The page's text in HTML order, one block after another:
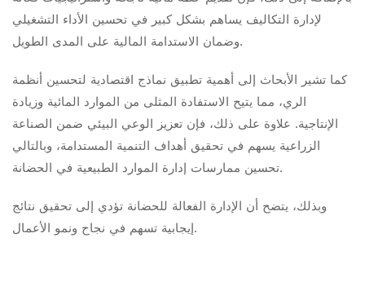
لإدارة التكاليف يساهم بشكل كبير في تحسين الأداء التشغيلي
وضمان الاستدامة المالية على المدى الطويل.
كما تشير الأبحاث إلى أهمية تطبيق نماذج اقتصادية لتحسين أنظمة
الري، مما يتيح الاستفادة المثلى من الموارد المائية وزيادة
الإنتاجية. علاوة على ذلك، فإن تعزيز الوعي البيئي ضمن الصناعة
الزراعية يسهم في تحقيق أهداف التنمية المستدامة، وبالتالي
تحسين ممارسات إدارة الموارد الطبيعية في الحضانة.
وبذلك، يتضح أن الإدارة الفعالة للحضانة تؤدي إلى تحقيق نتائج
إيجابية تسهم في نجاح ونمو الأعمال.